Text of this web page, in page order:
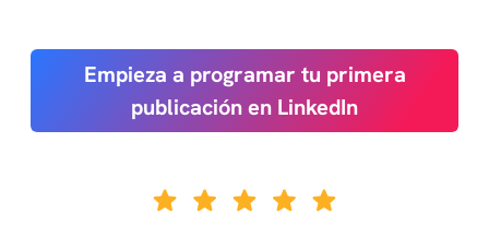
Empieza a programar tu primera
publicación en LinkedIn